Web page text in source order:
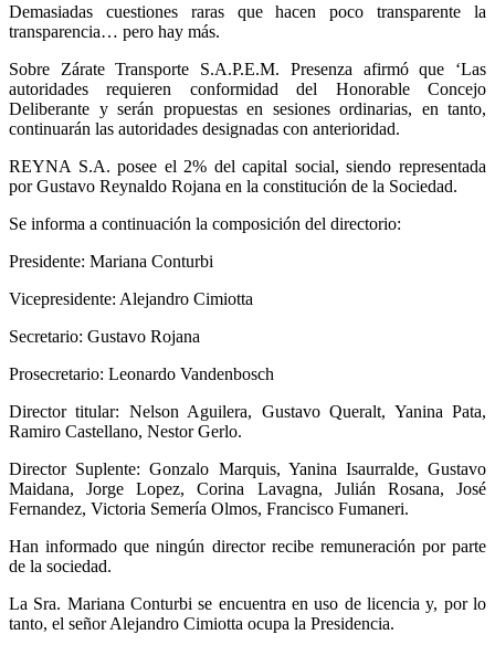
Demasiadas cuestiones raras que hacen poco transparente la
transparencia… pero hay más.
Sobre Zárate Transporte S.A.P.E.M. Presenza afirmó que ‘Las
autoridades requieren conformidad del Honorable Concejo
Deliberante y serán propuestas en sesiones ordinarias, en tanto,
continuarán las autoridades designadas con anterioridad.
REYNA S.A. posee el 2% del capital social, siendo representada
por Gustavo Reynaldo Rojana en la constitución de la Sociedad.
Se informa a continuación la composición del directorio:
Presidente: Mariana Conturbi
Vicepresidente: Alejandro Cimiotta
Secretario: Gustavo Rojana
Prosecretario: Leonardo Vandenbosch
Director titular: Nelson Aguilera, Gustavo Queralt, Yanina Pata,
Ramiro Castellano, Nestor Gerlo.
Director Suplente: Gonzalo Marquis, Yanina Isaurralde, Gustavo
Maidana, Jorge Lopez, Corina Lavagna, Julián Rosana, José
Fernandez, Victoria Semería Olmos, Francisco Fumaneri.
Han informado que ningún director recibe remuneración por parte
de la sociedad.
La Sra. Mariana Conturbi se encuentra en uso de licencia y, por lo
tanto, el señor Alejandro Cimiotta ocupa la Presidencia.